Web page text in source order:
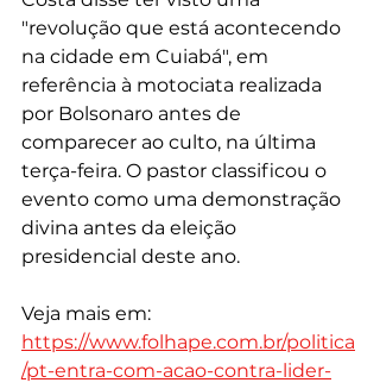
"revolução que está acontecendo
na cidade em Cuiabá", em
referência à motociata realizada
por Bolsonaro antes de
comparecer ao culto, na última
terça-feira. O pastor classificou o
evento como uma demonstração
divina antes da eleição
presidencial deste ano.
Veja mais em:
https://www.folhape.com.br/politica
/pt-entra-com-acao-contra-lider-